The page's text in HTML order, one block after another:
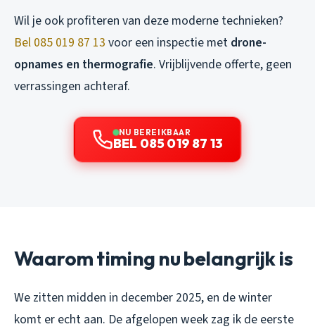
Wil je ook profiteren van deze moderne technieken?
Bel 085 019 87 13 voor een inspectie met drone-
opnames en thermografie. Vrijblijvende offerte, geen
verrassingen achteraf.
NU BEREIKBAAR
BEL 085 019 87 13
Waarom timing nu belangrijk is
We zitten midden in december 2025, en de winter
komt er echt aan. De afgelopen week zag ik de eerste